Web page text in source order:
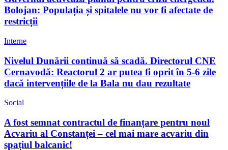
Bolojan: Populația și spitalele nu vor fi afectate de
restricții
Interne
Nivelul Dunării continuă să scadă. Directorul CNE
Cernavodă: Reactorul 2 ar putea fi oprit în 5-6 zile
dacă intervențiile de la Bala nu dau rezultate
Social
A fost semnat contractul de finanțare pentru noul
Acvariu al Constanței – cel mai mare acvariu din
spațiul balcanic!